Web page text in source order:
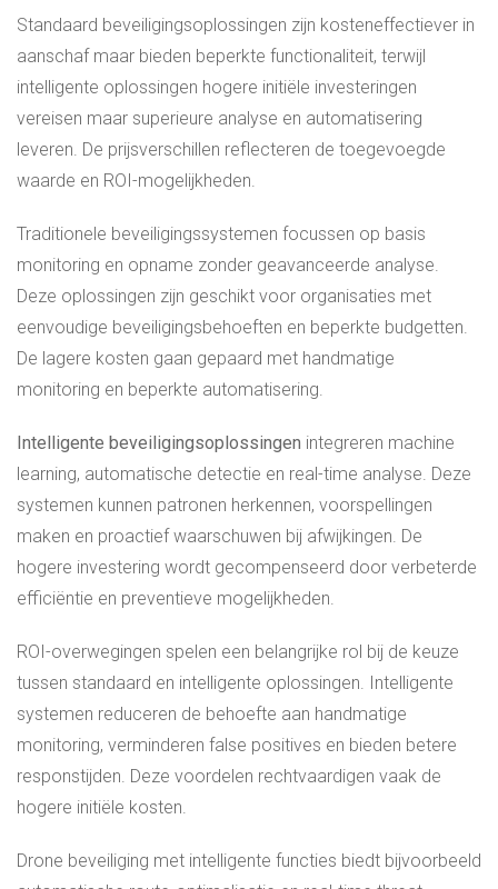
Standaard beveiligingsoplossingen zijn kosteneffectiever in
aanschaf maar bieden beperkte functionaliteit, terwijl
intelligente oplossingen hogere initiële investeringen
vereisen maar superieure analyse en automatisering
leveren. De prijsverschillen reflecteren de toegevoegde
waarde en ROI-mogelijkheden.
Traditionele beveiligingssystemen focussen op basis
monitoring en opname zonder geavanceerde analyse.
Deze oplossingen zijn geschikt voor organisaties met
eenvoudige beveiligingsbehoeften en beperkte budgetten.
De lagere kosten gaan gepaard met handmatige
monitoring en beperkte automatisering.
Intelligente beveiligingsoplossingen integreren machine
learning, automatische detectie en real-time analyse. Deze
systemen kunnen patronen herkennen, voorspellingen
maken en proactief waarschuwen bij afwijkingen. De
hogere investering wordt gecompenseerd door verbeterde
efficiëntie en preventieve mogelijkheden.
ROI-overwegingen spelen een belangrijke rol bij de keuze
tussen standaard en intelligente oplossingen. Intelligente
systemen reduceren de behoefte aan handmatige
monitoring, verminderen false positives en bieden betere
responstijden. Deze voordelen rechtvaardigen vaak de
hogere initiële kosten.
Drone beveiliging met intelligente functies biedt bijvoorbeeld